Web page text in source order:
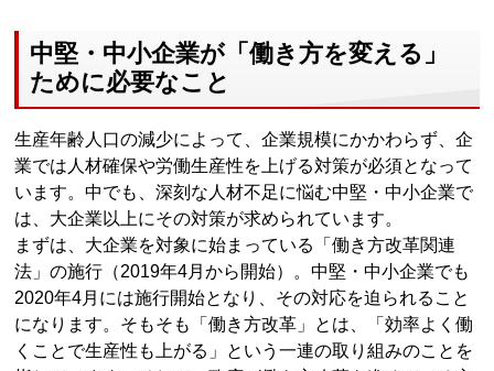
中堅・中小企業が「働き方を変える」
ために必要なこと
生産年齢人口の減少によって、企業規模にかかわらず、企
業では人材確保や労働生産性を上げる対策が必須となって
います。中でも、深刻な人材不足に悩む中堅・中小企業で
は、大企業以上にその対策が求められています。
まずは、大企業を対象に始まっている「働き方改革関連
法」の施行（2019年4月から開始）。中堅・中小企業でも
2020年4月には施行開始となり、その対応を迫られること
になります。そもそも「働き方改革」とは、「効率よく働
くことで生産性も上がる」という一連の取り組みのことを